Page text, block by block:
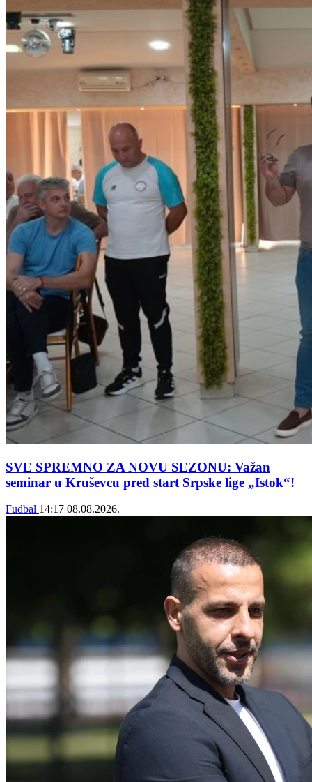
SVE SPREMNO ZA NOVU SEZONU: Važan
seminar u Kruševcu pred start Srpske lige „Istok“!
Fudbal 14:17 08.08.2026.